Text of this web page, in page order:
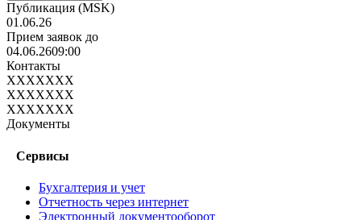
Публикация (MSK)
01.06.26
Прием заявок до
04.06.2609:00
Контакты
XXXXXXX
XXXXXXX
XXXXXXX
Документы
Сервисы
Бухгалтерия и учет
Отчетность через интернет
Электронный документооборот